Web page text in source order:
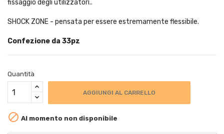
fissaggio degli utilizzatori..
SHOCK ZONE - pensata per essere estremamente flessibile.
Confezione da 33pz
Quantità
AGGIUNGI AL CARRELLO
 Al momento non disponibile